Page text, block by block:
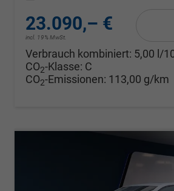
23.090,– €
incl. 19% MwSt.
Verbrauch kombiniert: 5,00 l/
CO2-Klasse: C
CO2-Emissionen: 113,00 g/km